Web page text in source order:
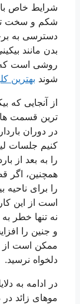
شرایط خاص
شکم و سخت
دسترسی به
بدن مانند
روشی است که
شوندبهترین
از آنجایی که
ترین قسمت
در دوران
کنیم جلسات
را به بعد از
همچنین، اگر
را برای ناحیه
است از این
نه تنها خطر
و جنین را
ممکن است از
دلخواه نرسید.
در ادامه به
موهای زائد در